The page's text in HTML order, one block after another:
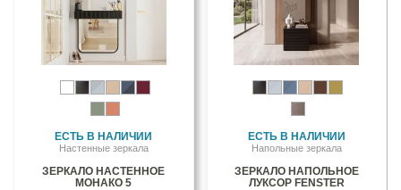
ЕСТЬ В НАЛИЧИИ
Настенные зеркала
ЗЕРКАЛО НАСТЕННОЕ
МОНАКО 5
ЕСТЬ В НАЛИЧИИ
Напольные зеркала
ЗЕРКАЛО НАПОЛЬНОЕ
ЛУКСОР FENSTER